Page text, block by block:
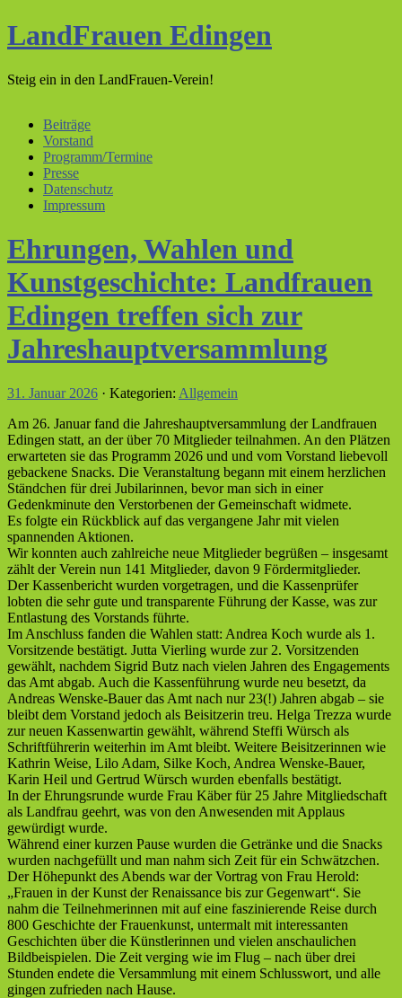
LandFrauen Edingen
Steig ein in den LandFrauen-Verein!
Beiträge
Vorstand
Programm/Termine
Presse
Datenschutz
Impressum
Ehrungen, Wahlen und
Kunstgeschichte: Landfrauen
Edingen treffen sich zur
Jahreshauptversammlung
31. Januar 2026 · Kategorien: Allgemein
Am 26. Januar fand die Jahreshauptversammlung der Landfrauen
Edingen statt, an der über 70 Mitglieder teilnahmen. An den Plätzen
erwarteten sie das Programm 2026 und und vom Vorstand liebevoll
gebackene Snacks. Die Veranstaltung begann mit einem herzlichen
Ständchen für drei Jubilarinnen, bevor man sich in einer
Gedenkminute den Verstorbenen der Gemeinschaft widmete.
Es folgte ein Rückblick auf das vergangene Jahr mit vielen
spannenden Aktionen.
Wir konnten auch zahlreiche neue Mitglieder begrüßen – insgesamt
zählt der Verein nun 141 Mitglieder, davon 9 Fördermitglieder.
Der Kassenbericht wurden vorgetragen, und die Kassenprüfer
lobten die sehr gute und transparente Führung der Kasse, was zur
Entlastung des Vorstands führte.
Im Anschluss fanden die Wahlen statt: Andrea Koch wurde als 1.
Vorsitzende bestätigt. Jutta Vierling wurde zur 2. Vorsitzenden
gewählt, nachdem Sigrid Butz nach vielen Jahren des Engagements
das Amt abgab. Auch die Kassenführung wurde neu besetzt, da
Andreas Wenske-Bauer das Amt nach nur 23(!) Jahren abgab – sie
bleibt dem Vorstand jedoch als Beisitzerin treu. Helga Trezza wurde
zur neuen Kassenwartin gewählt, während Steffi Würsch als
Schriftführerin weiterhin im Amt bleibt. Weitere Beisitzerinnen wie
Kathrin Weise, Lilo Adam, Silke Koch, Andrea Wenske-Bauer,
Karin Heil und Gertrud Würsch wurden ebenfalls bestätigt.
In der Ehrungsrunde wurde Frau Käber für 25 Jahre Mitgliedschaft
als Landfrau geehrt, was von den Anwesenden mit Applaus
gewürdigt wurde.
Während einer kurzen Pause wurden die Getränke und die Snacks
wurden nachgefüllt und man nahm sich Zeit für ein Schwätzchen.
Der Höhepunkt des Abends war der Vortrag von Frau Herold:
„Frauen in der Kunst der Renaissance bis zur Gegenwart“. Sie
nahm die Teilnehmerinnen mit auf eine faszinierende Reise durch
800 Geschichte der Frauenkunst, untermalt mit interessanten
Geschichten über die Künstlerinnen und vielen anschaulichen
Bildbeispielen. Die Zeit verging wie im Flug – nach über drei
Stunden endete die Versammlung mit einem Schlusswort, und alle
gingen zufrieden nach Hause.